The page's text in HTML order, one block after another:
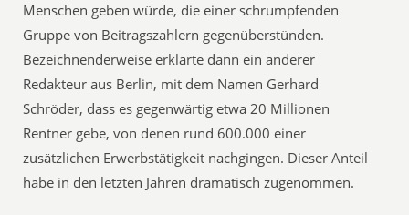
Menschen geben würde, die einer schrumpfenden
Gruppe von Beitragszahlern gegenüberstünden.
Bezeichnenderweise erklärte dann ein anderer
Redakteur aus Berlin, mit dem Namen Gerhard
Schröder, dass es gegenwärtig etwa 20 Millionen
Rentner gebe, von denen rund 600.000 einer
zusätzlichen Erwerbstätigkeit nachgingen. Dieser Anteil
habe in den letzten Jahren dramatisch zugenommen.